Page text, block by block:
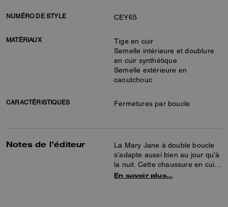
NUMÉRO DE STYLE CEY65
MATÉRIAUX
Tige en cuir
Semelle intérieure et doublure
en cuir synthétique
Semelle extérieure en
caoutchouc
CARACTÉRISTIQUES Fermetures par boucle
Notes de l’éditeur
La Mary Jane à double boucle
s’adapte aussi bien au jour qu’à
la nuit. Cette chaussure en cuir
est dotée d’une semelle
En savoir plus…